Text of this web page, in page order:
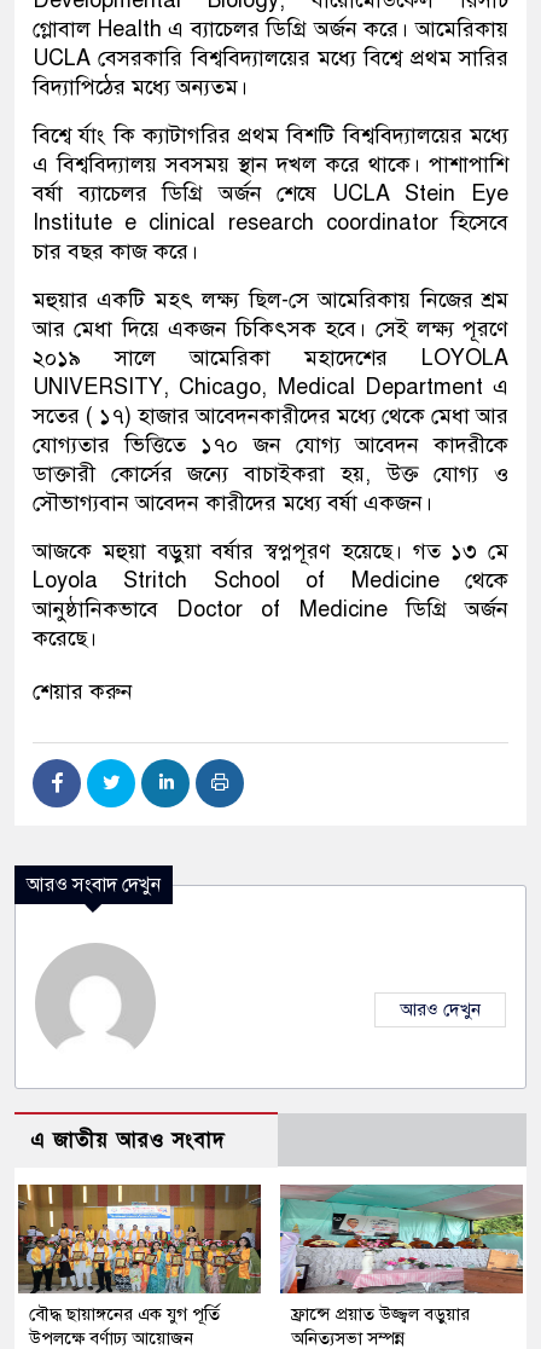
গ্লোবাল Health এ ব্যাচেলর ডিগ্রি অর্জন করে। আমেরিকায়
UCLA বেসরকারি বিশ্ববিদ্যালয়ের মধ্যে বিশ্বে প্রথম সারির
বিদ্যাপিঠের মধ্যে অন্যতম।
বিশ্বে র্যাং কি ক্যাটাগরির প্রথম বিশটি বিশ্ববিদ্যালয়ের মধ্যে
এ বিশ্ববিদ্যালয় সবসময় স্থান দখল করে থাকে। পাশাপাশি
বর্ষা ব্যাচেলর ডিগ্রি অর্জন শেষে UCLA Stein Eye
Institute e clinical research coordinator হিসেবে
চার বছর কাজ করে।
মহুয়ার একটি মহৎ লক্ষ্য ছিল-সে আমেরিকায় নিজের শ্রম
আর মেধা দিয়ে একজন চিকিৎসক হবে। সেই লক্ষ্য পূরণে
২০১৯ সালে আমেরিকা মহাদেশের LOYOLA
UNIVERSITY, Chicago, Medical Department এ
সতের ( ১৭) হাজার আবেদনকারীদের মধ্যে থেকে মেধা আর
যোগ্যতার ভিত্তিতে ১৭০ জন যোগ্য আবেদন কাদরীকে
ডাক্তারী কোর্সের জন্যে বাচাইকরা হয়, উক্ত যোগ্য ও
সৌভাগ্যবান আবেদন কারীদের মধ্যে বর্ষা একজন।
আজকে মহুয়া বড়ুয়া বর্ষার স্বপ্নপূরণ হয়েছে। গত ১৩ মে
Loyola Stritch School of Medicine থেকে
আনুষ্ঠানিকভাবে Doctor of Medicine ডিগ্রি অর্জন
করেছে।
শেয়ার করুন
আরও সংবাদ দেখুন
আরও দেখুন
এ জাতীয় আরও সংবাদ
বৌদ্ধ ছায়াঙ্গনের এক যুগ পূর্তি
উপলক্ষে বর্ণাঢ্য আয়োজন
ফ্রান্সে প্রয়াত উজ্জ্বল বড়ুয়ার
অনিত্যসভা সম্পন্ন